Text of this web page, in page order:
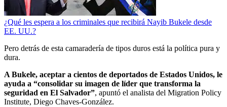
¿Qué les espera a los criminales que recibirá Nayib Bukele desde
EE. UU.?
Pero detrás de esta camaradería de tipos duros está la política pura y
dura.
A Bukele, aceptar a cientos de deportados de Estados Unidos, le
ayuda a “consolidar su imagen de líder que transforma la
seguridad en El Salvador”, apuntó el analista del Migration Policy
Institute, Diego Chaves-González.